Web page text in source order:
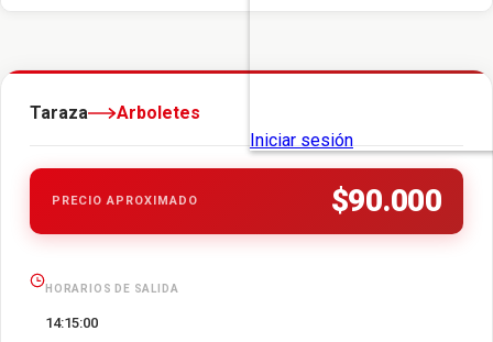
Taraza Arboletes
PRECIO APROXIMADO $90.000
HORARIOS DE SALIDA
14:15:00